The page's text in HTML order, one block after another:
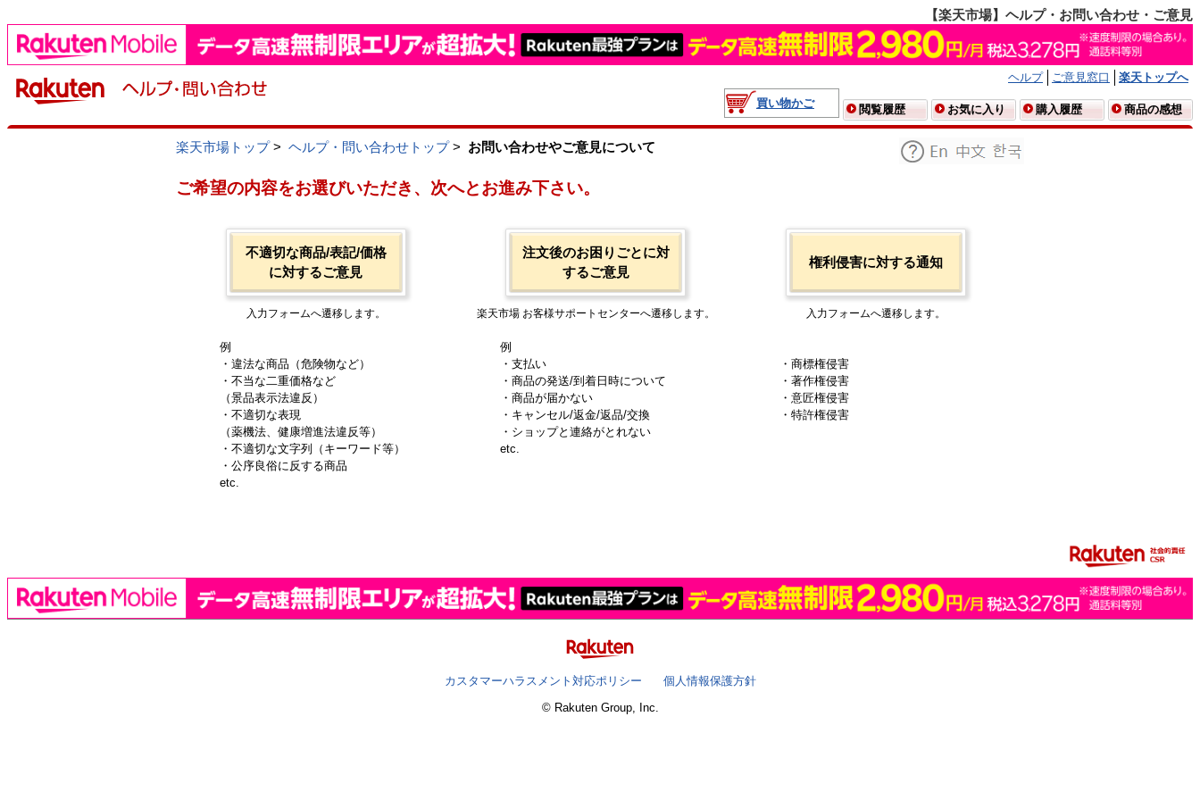
【楽天市場】ヘルプ・お問い合わせ・ご意見
ヘルプ ご意見窓口
楽天トップへ
買い物かご
閲覧履歴 お気に入り 購入履歴 商品の感想
楽天市場トップ> ヘルプ・問い合わせトップ> お問い合わせやご意見について
ご希望の内容をお選びいただき、次へとお進み下さい。
不適切な商品/表記/価格
に対するご意見
入力フォームへ遷移します。
例
・違法な商品（危険物など）
・不当な二重価格など
（景品表示法違反）
・不適切な表現
（薬機法、健康増進法違反等）
・不適切な文字列（キーワード等）
・公序良俗に反する商品
etc.
注文後のお困りごとに対
するご意見
楽天市場 お客様サポートセンターへ遷移します。
例
・支払い
・商品の発送/到着日時について
・商品が届かない
・キャンセル/返金/返品/交換
・ショップと連絡がとれない
etc.
権利侵害に対する通知
入力フォームへ遷移します。
・商標権侵害
・著作権侵害
・意匠権侵害
・特許権侵害
カスタマーハラスメント対応ポリシー
個人情報保護方針
© Rakuten Group, Inc.